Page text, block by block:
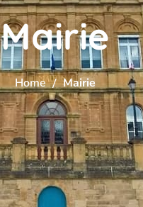
Mairie
Home Mairie